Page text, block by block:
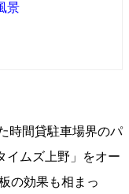
景
時間貸駐車場界のパ
イムズ上野」をオー
の効果も相まっ